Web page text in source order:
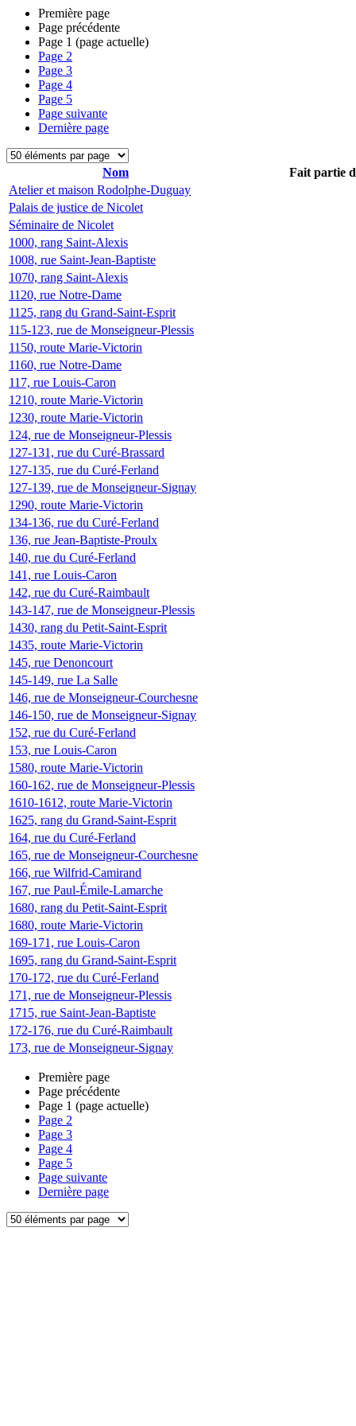
Première page
Page précédente
Page 1 (page actuelle)
Page 2
Page 3
Page 4
Page 5
Page suivante
Dernière page
Nom
Fait partie
Atelier et maison Rodolphe-Duguay
Palais de justice de Nicolet
Séminaire de Nicolet
1000, rang Saint-Alexis
1008, rue Saint-Jean-Baptiste
1070, rang Saint-Alexis
1120, rue Notre-Dame
1125, rang du Grand-Saint-Esprit
115-123, rue de Monseigneur-Plessis
1150, route Marie-Victorin
1160, rue Notre-Dame
117, rue Louis-Caron
1210, route Marie-Victorin
1230, route Marie-Victorin
124, rue de Monseigneur-Plessis
127-131, rue du Curé-Brassard
127-135, rue du Curé-Ferland
127-139, rue de Monseigneur-Signay
1290, route Marie-Victorin
134-136, rue du Curé-Ferland
136, rue Jean-Baptiste-Proulx
140, rue du Curé-Ferland
141, rue Louis-Caron
142, rue du Curé-Raimbault
143-147, rue de Monseigneur-Plessis
1430, rang du Petit-Saint-Esprit
1435, route Marie-Victorin
145, rue Denoncourt
145-149, rue La Salle
146, rue de Monseigneur-Courchesne
146-150, rue de Monseigneur-Signay
152, rue du Curé-Ferland
153, rue Louis-Caron
1580, route Marie-Victorin
160-162, rue de Monseigneur-Plessis
1610-1612, route Marie-Victorin
1625, rang du Grand-Saint-Esprit
164, rue du Curé-Ferland
165, rue de Monseigneur-Courchesne
166, rue Wilfrid-Camirand
167, rue Paul-Émile-Lamarche
1680, rang du Petit-Saint-Esprit
1680, route Marie-Victorin
169-171, rue Louis-Caron
1695, rang du Grand-Saint-Esprit
170-172, rue du Curé-Ferland
171, rue de Monseigneur-Plessis
1715, rue Saint-Jean-Baptiste
172-176, rue du Curé-Raimbault
173, rue de Monseigneur-Signay
Première page
Page précédente
Page 1 (page actuelle)
Page 2
Page 3
Page 4
Page 5
Page suivante
Dernière page